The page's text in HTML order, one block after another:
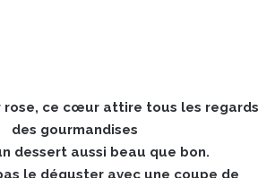
rose, ce cœur attire tous les regards
des gourmandises
dessert aussi beau que bon.
le déguster avec une coupe de